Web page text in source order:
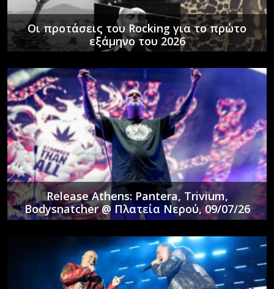
Οι προτάσεις του Rocking για το πρώτο
εξάμηνο του 2026
Release Athens: Pantera, Trivium,
Bodysnatcher @ Πλατεία Νερού, 09/07/26